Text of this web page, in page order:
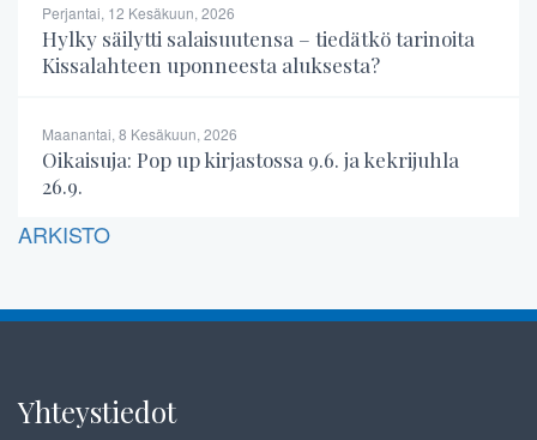
Perjantai, 12 Kesäkuun, 2026
Hylky säilytti salaisuutensa – tiedätkö tarinoita
Kissalahteen uponneesta aluksesta?
Maanantai, 8 Kesäkuun, 2026
Oikaisuja: Pop up kirjastossa 9.6. ja kekrijuhla
26.9.
ARKISTO
Yhteystiedot